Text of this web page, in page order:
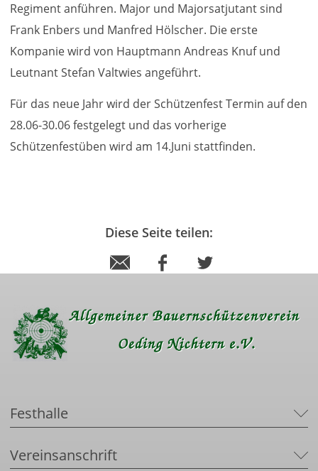
Regiment anführen. Major und Majorsatjutant sind
Frank Enbers und Manfred Hölscher. Die erste
Kompanie wird von Hauptmann Andreas Knuf und
Leutnant Stefan Valtwies angeführt.
Für das neue Jahr wird der Schützenfest Termin auf den
28.06-30.06 festgelegt und das vorherige
Schützenfestüben wird am 14.Juni stattfinden.
Diese Seite teilen:
Festhalle
Vereinsanschrift